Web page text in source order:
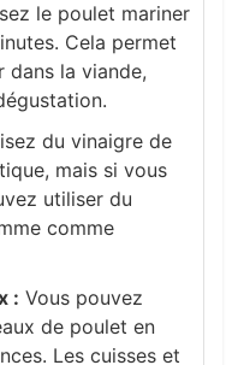
le poulet mariner
Cela permet
dans la viande,
du vinaigre de
mais si vous
utiliser du
comme
: Vous pouvez
de poulet en
Les cuisses et